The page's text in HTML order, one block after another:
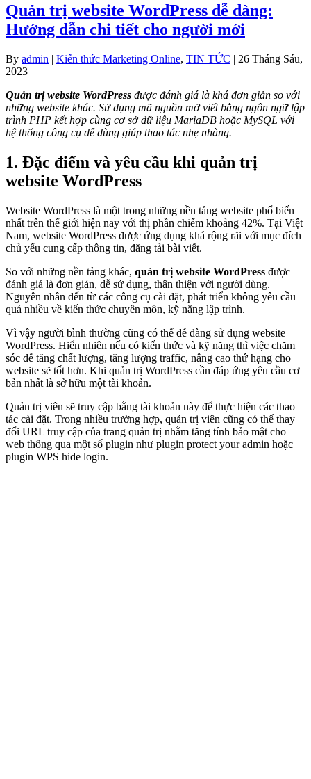
Quản trị website WordPress dễ dàng:
Hướng dẫn chi tiết cho người mới
By admin | Kiến thức Marketing Online, TIN TỨC | 26 Tháng Sáu,
2023
Quản trị website WordPress được đánh giá là khá đơn giản so với
những website khác. Sử dụng mã nguồn mở viết bằng ngôn ngữ lập
trình PHP kết hợp cùng cơ sở dữ liệu MariaDB hoặc MySQL với
hệ thống công cụ dễ dùng giúp thao tác nhẹ nhàng.
1. Đặc điểm và yêu cầu khi quản trị
website WordPress
Website WordPress là một trong những nền tảng website phổ biến
nhất trên thế giới hiện nay với thị phần chiếm khoảng 42%. Tại Việt
Nam, website WordPress được ứng dụng khá rộng rãi với mục đích
chủ yếu cung cấp thông tin, đăng tải bài viết.
So với những nền tảng khác, quản trị website WordPress được
đánh giá là đơn giản, dễ sử dụng, thân thiện với người dùng.
Nguyên nhân đến từ các công cụ cài đặt, phát triển không yêu cầu
quá nhiều về kiến thức chuyên môn, kỹ năng lập trình.
Vì vậy người bình thường cũng có thể dễ dàng sử dụng website
WordPress. Hiển nhiên nếu có kiến thức và kỹ năng thì việc chăm
sóc để tăng chất lượng, tăng lượng traffic, nâng cao thứ hạng cho
website sẽ tốt hơn. Khi quản trị WordPress cần đáp ứng yêu cầu cơ
bản nhất là sở hữu một tài khoản.
Quản trị viên sẽ truy cập bằng tài khoản này để thực hiện các thao
tác cài đặt. Trong nhiều trường hợp, quản trị viên cũng có thể thay
đổi URL truy cập của trang quản trị nhằm tăng tính bảo mật cho
web thông qua một số plugin như plugin protect your admin hoặc
plugin WPS hide login.